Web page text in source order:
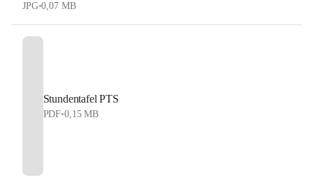
JPG•0,07 MB
Stundentafel PTS
PDF•0,15 MB